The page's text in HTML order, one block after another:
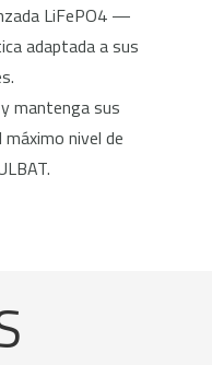
LiFePO4 —
adaptada a sus
mantenga sus
nivel de